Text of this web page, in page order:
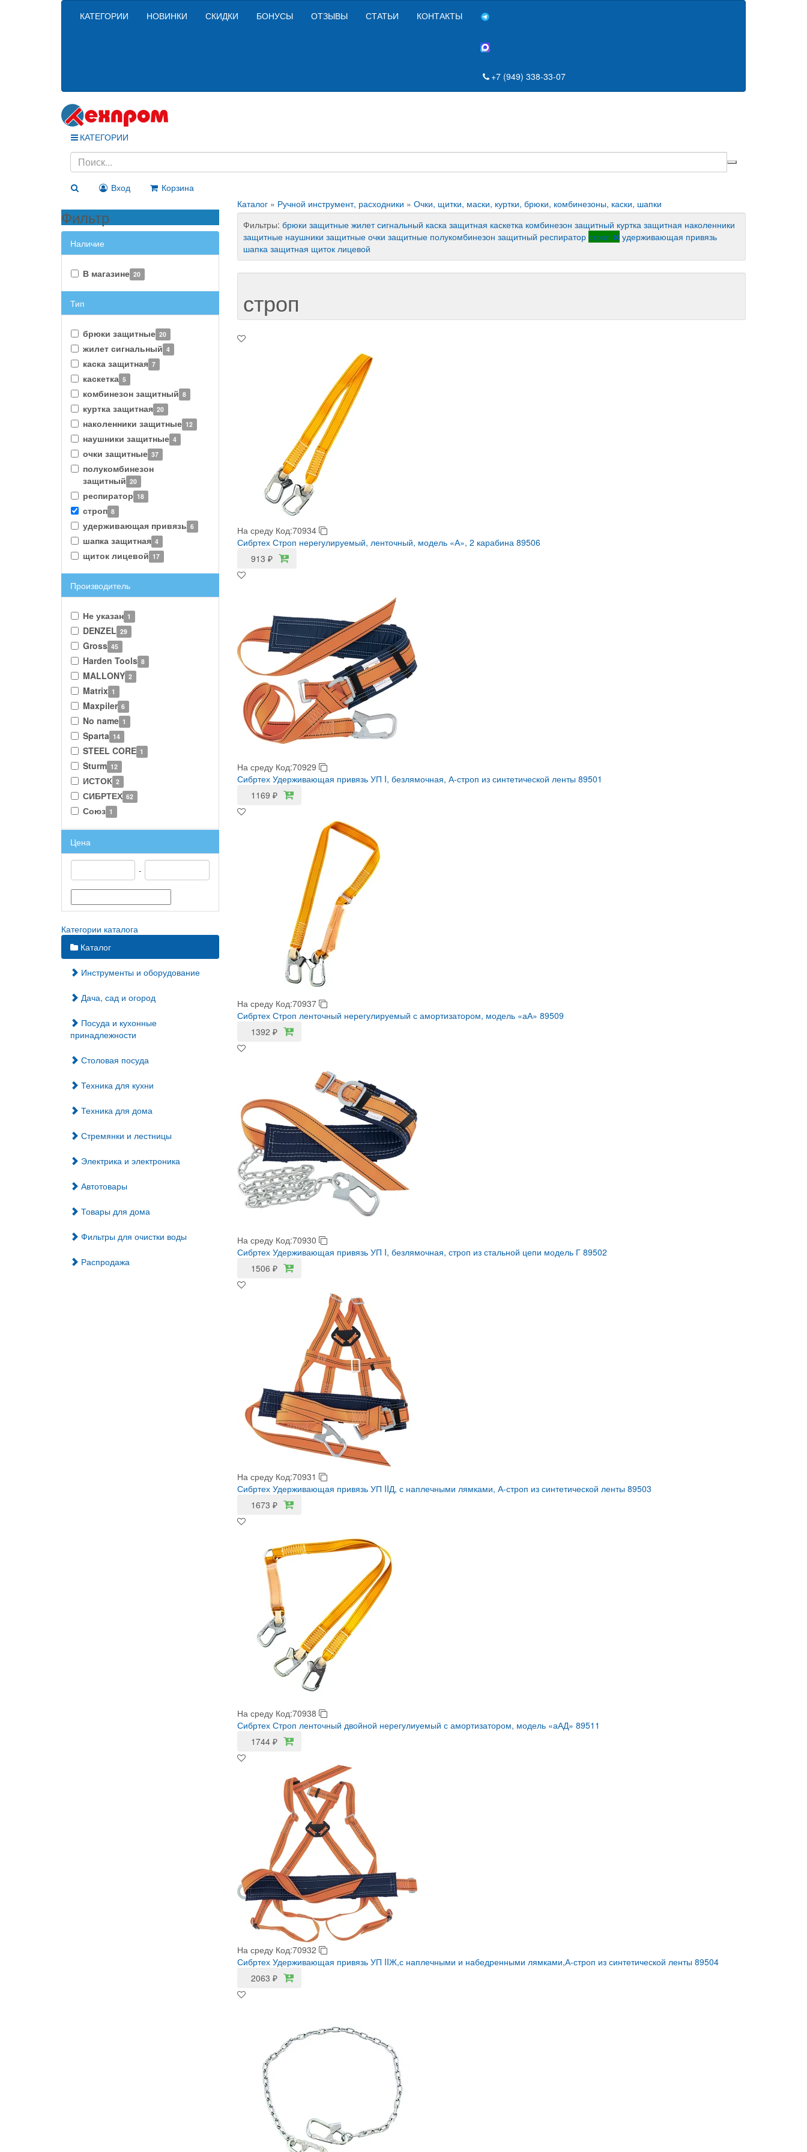
КАТЕГОРИИ НОВИНКИ СКИДКИ БОНУСЫ ОТЗЫВЫ СТАТЬИ КОНТАКТЫ
+7 (949) 338-33-07
КАТЕГОРИИ
Вход Корзина
Фильтр
Наличие
В магазине 20
Тип
брюки защитные 20
жилет сигнальный 4
каска защитная 7
каскетка 5
комбинезон защитный 8
куртка защитная 20
наколенники защитные 12
наушники защитные 4
очки защитные 37
полукомбинезон
защитный 20
респиратор 18
строп 8
удерживающая привязь 6
шапка защитная 4
щиток лицевой 17
Производитель
Не указан 1
DENZEL 29
Gross 45
Harden Tools 8
MALLONY 2
Matrix 1
Maxpiler 6
No name 1
Sparta 14
STEEL CORE 1
Sturm 12
ИСТОК 2
СИБРТЕХ 62
Союз 1
Цена
-
Категории каталога
Каталог
Инструменты и оборудование
Дача, сад и огород
Посуда и кухонные
принадлежности
Столовая посуда
Техника для кухни
Техника для дома
Стремянки и лестницы
Электрика и электроника
Автотовары
Товары для дома
Фильтры для очистки воды
Распродажа
Каталог» Ручной инструмент, расходники » Очки, щитки, маски, куртки, брюки, комбинезоны, каски, шапки
Фильтры: брюки защитные жилет сигнальный каска защитная каскетка комбинезон защитный куртка защитная наколенники
защитные наушники защитные очки защитные полукомбинезон защитный респиратор строп
удерживающая привязь
шапка защитная щиток лицевой
строп
На среду Код:70934
Сибртех Строп нерегулируемый, ленточный, модель «А», 2 карабина 89506
913 ₽
На среду Код:70929
Сибртех Удерживающая привязь УП I, безлямочная, А-строп из синтетической ленты 89501
1169 ₽
На среду Код:70937
Сибртех Строп ленточный нерегулируемый с амортизатором, модель «аА» 89509
1392 ₽
На среду Код:70930
Сибртех Удерживающая привязь УП I, безлямочная, строп из стальной цепи модель Г 89502
1506 ₽
На среду Код:70931
Сибртех Удерживающая привязь УП IIД, с наплечными лямками, А-строп из синтетической ленты 89503
1673 ₽
На среду Код:70938
Сибртех Строп ленточный двойной нерегулиуемый с амортизатором, модель «аАД» 89511
1744₽
На среду Код:70932
Сибртех Удерживающая привязь УП IIЖ,с наплечными и набедренными лямками,А-строп из синтетической ленты 89504
2063 ₽